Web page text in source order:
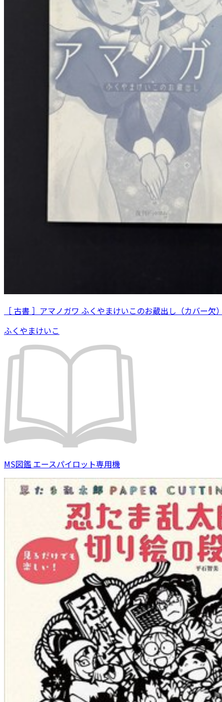
［ 古書 ］アマノガワ ふくやまけいこのお蔵出し（カバー欠
ふくやまけいこ
MS図鑑 エースパイロット専用機